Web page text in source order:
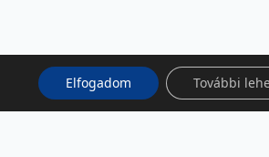
Elfogadom További